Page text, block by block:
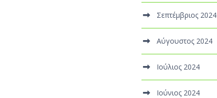
Σεπτέμβριος 2024
Αύγουστος 2024
Ιούλιος 2024
Ιούνιος 2024